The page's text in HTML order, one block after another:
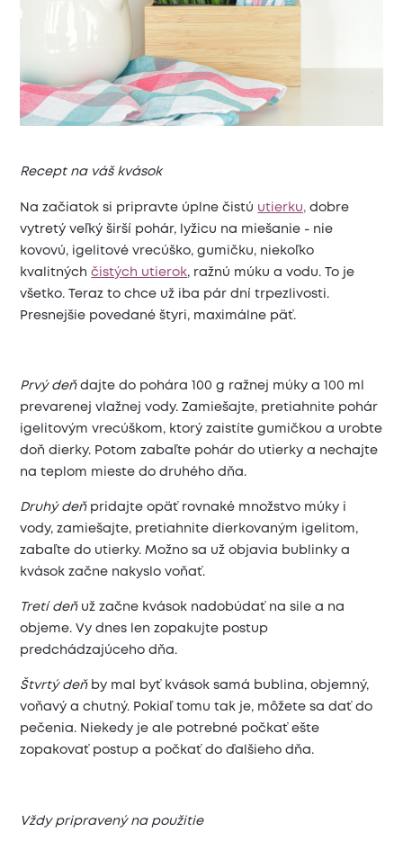
Recept na váš kvások
Na začiatok si pripravte úplne čistú utierku, dobre
vytretý veľký širší pohár, lyžicu na miešanie - nie
kovovú, igelitové vrecúško, gumičku, niekoľko
kvalitnýchčistých utierok, ražnú múku a vodu. To je
všetko. Teraz to chce už iba pár dní trpezlivosti.
Presnejšie povedané štyri, maximálne päť.
Prvý deňdajte do pohára 100 g ražnej múky a 100 ml
prevarenej vlažnej vody. Zamiešajte, pretiahnite pohár
igelitovým vrecúškom, ktorý zaistíte gumičkou a urobte
doň dierky. Potom zabaľte pohár do utierky a nechajte
na teplom mieste do druhého dňa.
Druhý deňpridajte opäť rovnaké množstvo múky i
vody, zamiešajte, pretiahnite dierkovaným igelitom,
zabaľte do utierky. Možno sa už objavia bublinky a
kvások začne nakyslo voňať.
Tretí deňuž začne kvások nadobúdať na sile a na
objeme. Vy dnes len zopakujte postup
predchádzajúceho dňa.
Štvrtý deňby mal byť kvások samá bublina, objemný,
voňavý a chutný. Pokiaľ tomu tak je, môžete sa dať do
pečenia. Niekedy je ale potrebné počkať ešte
zopakovať postup a počkať do ďalšieho dňa.
Vždy pripravený na použitie